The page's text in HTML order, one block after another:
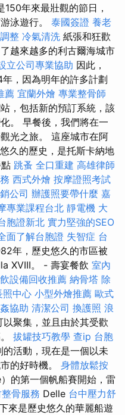
150年來最壯觀的節日，
泳遊行。 泰國簽證 養老
整 冷氣清洗 紙張和狂歡
越來越多的利古爾海城市
立公司專業協助 因此，
，因為明年的許多計劃
薦 宜蘭外燴 專業整骨師
，包括新的預訂系統，該
。 早餐後，我們將在一
光之旅。 這座城市在阿
久的歷史，是托斯卡納地
跳蚤 全口重建 高雄律師
西式外燴 按摩證照考試
公司 辦護照要帶什麼 嘉
專業課程台北 靜電機 大
胞證新北 實力堅強的SEO
面了解台胞證 失智症 台
年，歷史悠久的市區被
XVIII。 - 壽宴餐飲 室內
設備回收推薦 納骨塔 除
照中心 小型外燴推薦 歐式
協助 清潔公司 換護照 浪
以聚集，並且由於其受歡
拔罐技巧教學 查ip 台胞
活動，現在是一個以未
的好時機。 身體放鬆按
的第一個帆船賽開始，雷
骨服務 Delle 台中壓力舒
來是歷史悠久的華麗船遊